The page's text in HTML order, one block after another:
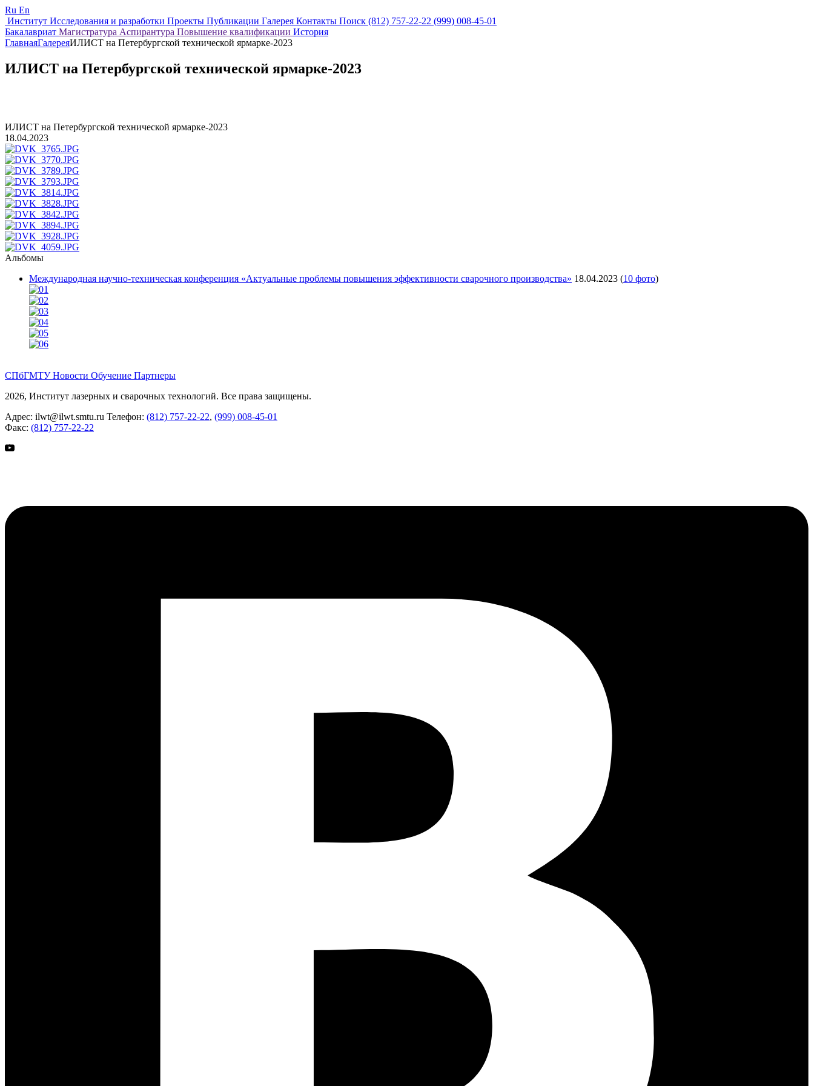
Ru En
Институт Исследования и разработки Проекты Публикации Галерея Контакты Поиск (812) 757-22-22 (999) 008-45-01
Бакалавриат Магистратура Аспирантура Повышение квалификации История
ГлавнаяГалереяИЛИСТ на Петербургской технической ярмарке-2023
ИЛИСТ на Петербургской технической ярмарке-2023
ИЛИСТ на Петербургской технической ярмарке-2023
18.04.2023
Альбомы
Международная научно-техническая конференция «Актуальные проблемы повышения эффективности сварочного производства» 18.04.2023 (10 фото)
СПбГМТУНовости Обучение Партнеры
2026, Институт лазерных и сварочных технологий. Все права защищены.
Адрес: ilwt@ilwt.smtu.ru Телефон: (812) 757-22-22, (999) 008-45-01
Факс: (812) 757-22-22